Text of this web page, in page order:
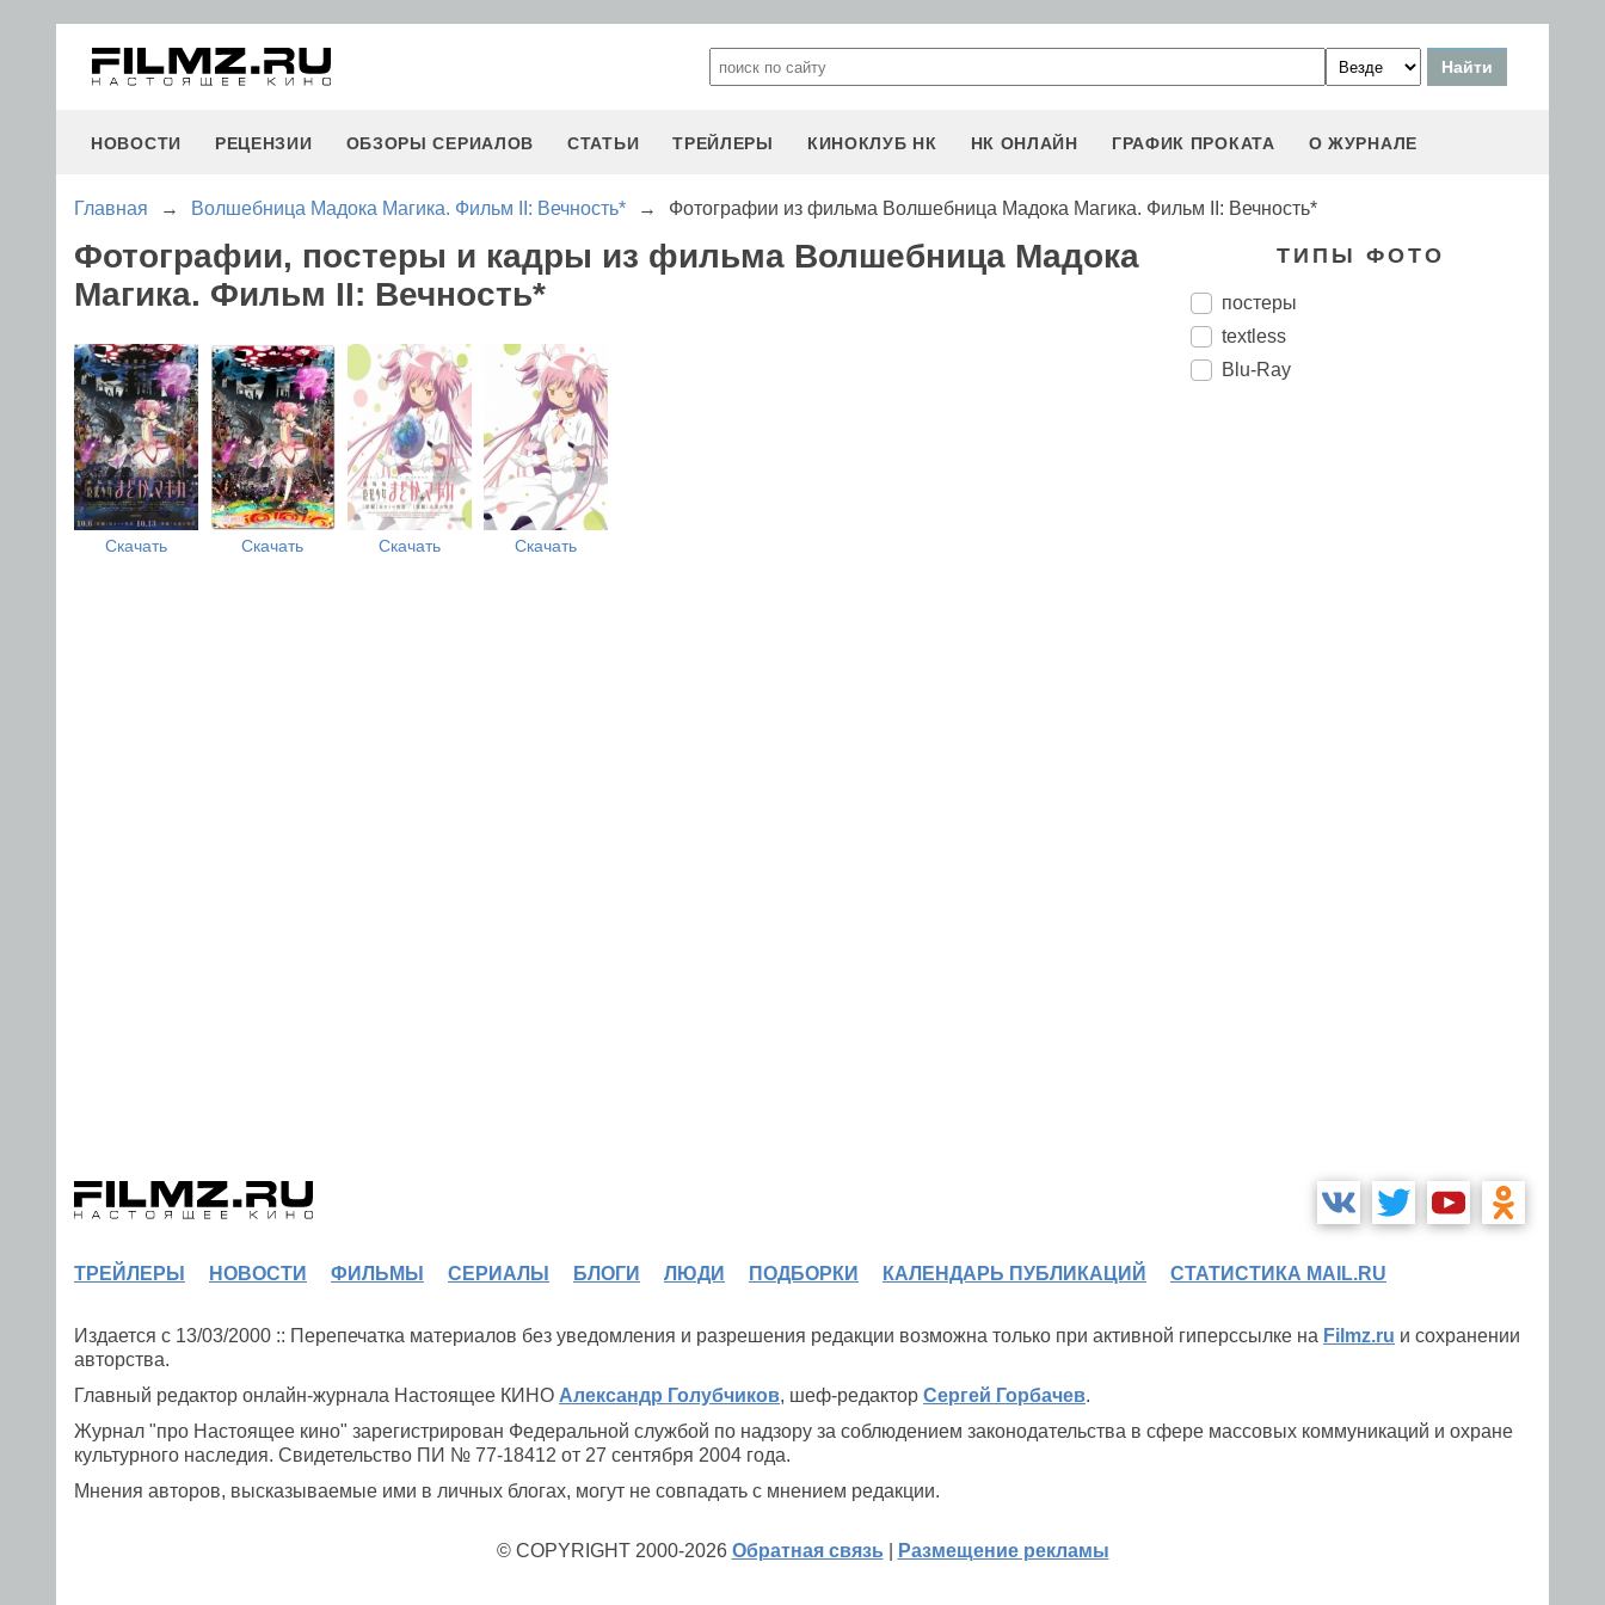
НОВОСТИ РЕЦЕНЗИИ ОБЗОРЫ СЕРИАЛОВ СТАТЬИ ТРЕЙЛЕРЫ КИНОКЛУБ НК НК ОНЛАЙН ГРАФИК ПРОКАТА О ЖУРНАЛЕ
Главная → Волшебница Мадока Магика. Фильм II: Вечность* → Фотографии из фильма Волшебница Мадока Магика. Фильм II: Вечность*
Фотографии, постеры и кадры из фильма Волшебница Мадока
Магика. Фильм II: Вечность*
Скачать Скачать Скачать Скачать
ТИПЫ ФОТО
постеры
textless
Blu-Ray
ТРЕЙЛЕРЫ НОВОСТИ ФИЛЬМЫ СЕРИАЛЫ БЛОГИ ЛЮДИ ПОДБОРКИ КАЛЕНДАРЬ ПУБЛИКАЦИЙ СТАТИСТИКА MAIL.RU
Издается с 13/03/2000 :: Перепечатка материалов без уведомления и разрешения редакции возможна только при активной гиперссылке на Filmz.ru и сохранении
авторства.
Главный редактор онлайн-журнала Настоящее КИНО Александр Голубчиков, шеф-редактор Сергей Горбачев.
Журнал "про Настоящее кино" зарегистрирован Федеральной службой по надзору за соблюдением законодательства в сфере массовых коммуникаций и охране
культурного наследия. Свидетельство ПИ № 77-18412 от 27 сентября 2004 года.
Мнения авторов, высказываемые ими в личных блогах, могут не совпадать с мнением редакции.
© COPYRIGHT 2000-2026 Обратная связь Размещение рекламы